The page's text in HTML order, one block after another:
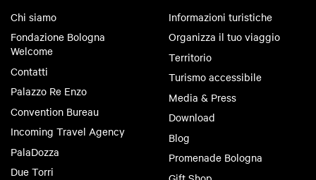
Chi siamo
Fondazione Bologna
Welcome
Contatti
Palazzo Re Enzo
Convention Bureau
Incoming Travel Agency
PalaDozza
Due Torri
Informazioni turistiche
Organizza il tuo viaggio
Territorio
Turismo accessibile
Media & Press
Download
Blog
Promenade Bologna